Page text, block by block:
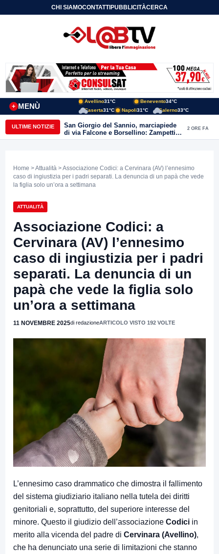
CHI SIAMOCONTATTIPUBBLICITÀCERCA
MENÙ
+
Avellino31°C Benevento34°C
Caserta31°C Napoli31°C Salerno33°C
ULTIME NOTIZIE
San Giorgio del Sannio, marciapiede
di via Falcone e Borsellino: Zampetti e
Lombardi replicano alle polemiche
2 ORE FA
Home >Attualità > Associazione Codici: a Cervinara (AV) l’ennesimo
caso di ingiustizia per i padri separati. La denuncia di un papà che vede
la figlia solo un’ora a settimana
ATTUALITÀ
Associazione Codici: a
Cervinara (AV) l’ennesimo
caso di ingiustizia per i padri
separati. La denuncia di un
papà che vede la figlia solo
un’ora a settimana
11 NOVEMBRE 2025di redazioneARTICOLO VISTO 192 VOLTE
L’ennesimo caso drammatico che dimostra il fallimento
del sistema giudiziario italiano nella tutela dei diritti
genitoriali e, soprattutto, del superiore interesse del
minore. Questo il giudizio dell’associazione Codici in
merito alla vicenda del padre di Cervinara (Avellino),
che ha denunciato una serie di limitazioni che stanno